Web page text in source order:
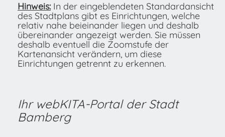
Hinweis: In der eingeblendeten Standardansicht
des Stadtplans gibt es Einrichtungen, welche
relativ nahe beieinander liegen und deshalb
übereinander angezeigt werden. Sie müssen
deshalb eventuell die Zoomstufe der
Kartenansicht verändern, um diese
Einrichtungen getrennt zu erkennen.
Ihr webKITA-Portal der Stadt
Bamberg